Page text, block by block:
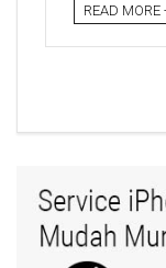
READ MORE